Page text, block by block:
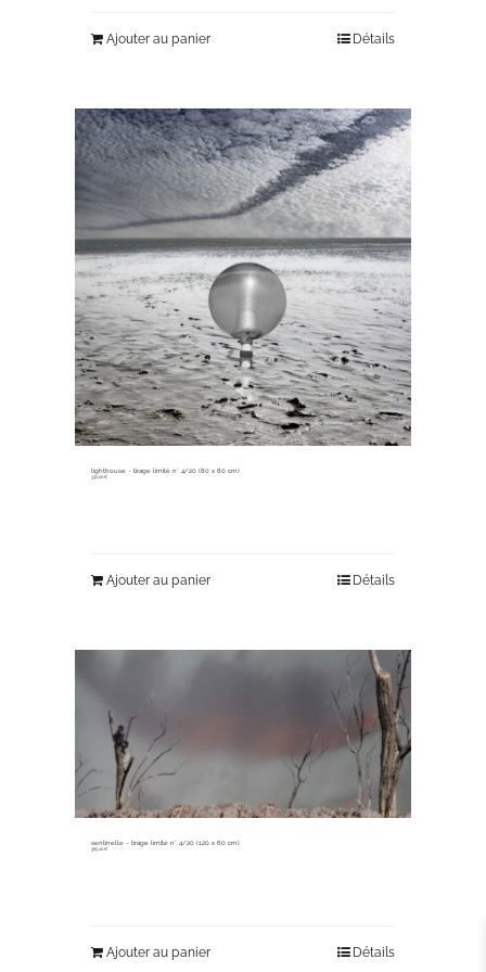
Ajouter au panier Détails
lighthouse ~ tirage limité n° 4/20 (80 x 80 cm)
330,00€
Ajouter au panier Détails
sentinelle ~ tirage limité n° 4/20 (120 x 60 cm)
365,00€
Ajouter au panier Détails